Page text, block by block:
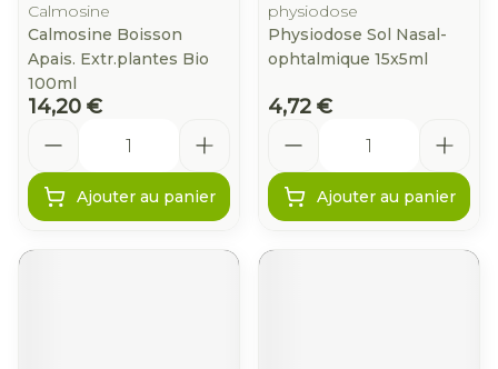
Calmosine
Calmosine Boisson
Apais. Extr.plantes Bio
100ml
14,20 €
Ajouter au panier
physiodose
Physiodose Sol Nasal-
ophtalmique 15x5ml
4,72 €
Ajouter au panier